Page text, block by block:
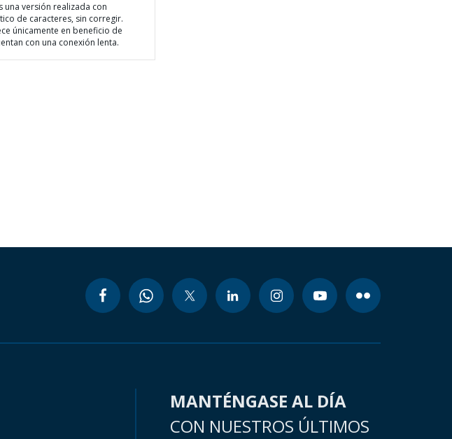
una versión realizada con
de caracteres, sin corregir.
únicamente en beneficio de
con una conexión lenta.
MANTÉNGASE AL DÍA
CON NUESTROS ÚLTIMOS